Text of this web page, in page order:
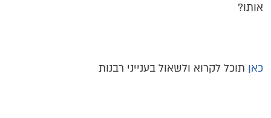
אותו?
כאן תוכל לקרוא ולשאול בענייני רבנות